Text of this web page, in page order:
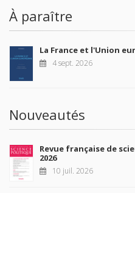
À paraître
La France et l'Union
4 sept. 2026
Nouveautés
Revue française de
2026
10 juil. 2026